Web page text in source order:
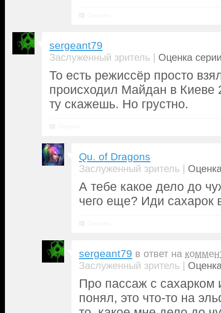
sergeant79
Заслуженный зритель | Оценка
То есть режиссёр просто
происходил Майдан в Киеве
ту скажешь. Но грустно.
Qu. of Dragons
Заслуженный зритель |
А тебе какое дело до
чего еще? Иди сахарок
sergeant79 в ответ на
Заслуженный зритель |
Про пассаж с сахарком
понял, это что-то на